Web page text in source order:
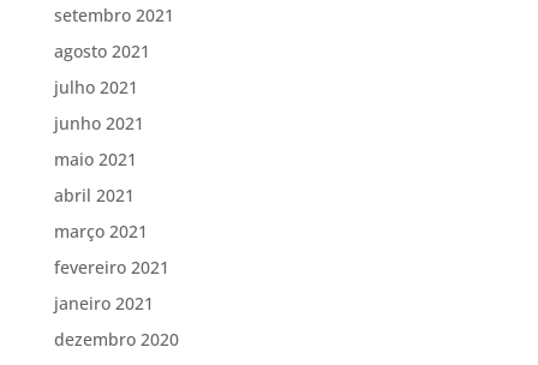
setembro 2021
agosto 2021
julho 2021
junho 2021
maio 2021
abril 2021
março 2021
fevereiro 2021
janeiro 2021
dezembro 2020